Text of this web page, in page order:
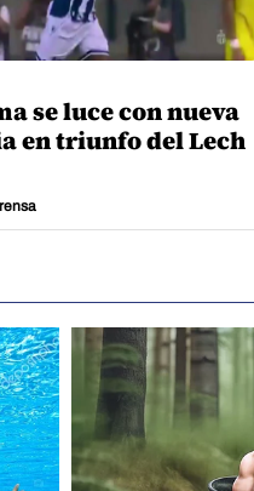
se luce con nueva
en triunfo del Lech